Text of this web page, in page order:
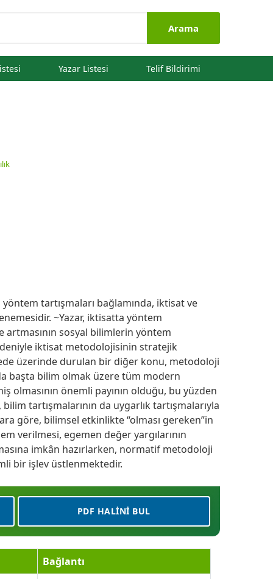
Arama
Yazar Listesi Telif Bildirimi
tartışmaları bağlamında, iktisat ve
~Yazar, iktisatta yöntem
artmasının sosyal bilimlerin yöntem
iktisat metodolojisinin stratejik
üzerinde durulan bir diğer konu, metodoloji
başta bilim olmak üzere tüm modern
önemli payının olduğu, bu yüzden
tartışmalarının da uygarlık tartışmalarıyla
göre, bilimsel etkinlikte “olması gereken”in
verilmesi, egemen değer yargılarının
imkân hazırlarken, normatif metodoloji
bir işlev üstlenmektedir.
PDF HALINI BUL
Bağlantı